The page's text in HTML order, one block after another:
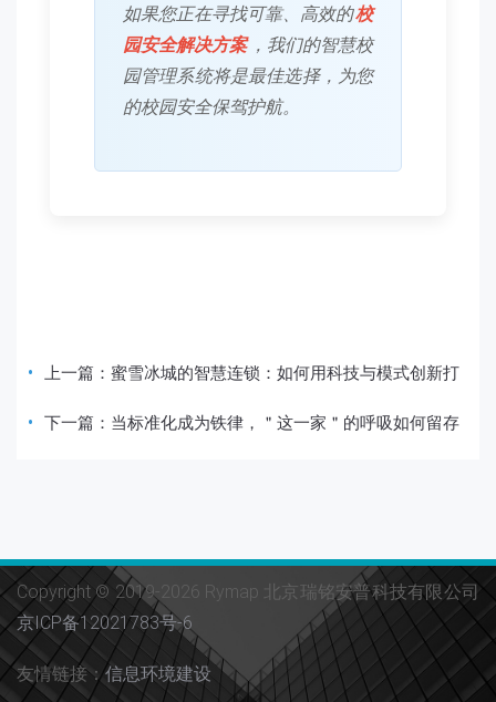
如果您正在寻找可靠、高效的校
园安全解决方案 ，我们的智慧校
园管理系统将是最佳选择，为您
的校园安全保驾护航。
上一篇： 蜜雪冰城的智慧连锁：如何用科技与模式创新打
下一篇： 当标准化成为铁律，＂这一家＂的呼吸如何留存
Copyright © 2019-2026 Rymap 北京瑞铭安普科技有限公司
京ICP备12021783号-6
友情链接：信息环境建设